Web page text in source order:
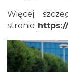
Chorzów
18.28 km
Więcej
stronie: